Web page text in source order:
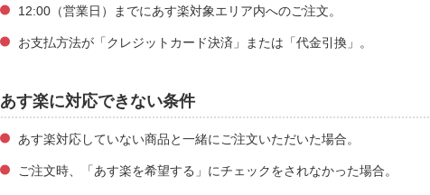
12:00（営業日）までにあす楽対象エリア内へのご注文。
お支払方法が「クレジットカード決済」または「代金引換」。
あす楽に対応できない条件
あす楽対応していない商品と一緒にご注文いただいた場合。
ご注文時、「あす楽を希望する」にチェックをされなかった場合。